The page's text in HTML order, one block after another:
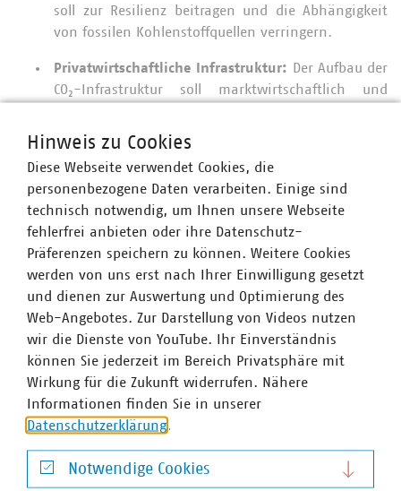
soll zur Resilienz beitragen und die Abhängigkeit
von fossilen Kohlenstoffquellen verringern.
Privatwirtschaftliche Infrastruktur: Der Aufbau der
CO₂-Infrastruktur soll marktwirtschaftlich und
Beteiligung des Freistaats.
Transport und Energiebedarf:CO₂-Transport soll
per Bahn, Schiff und Pipeline auch im Transit
erfolgen. Der erwartete hohe Strombedarf –
bevorzugt aus erneuerbaren Quellen – wird als
Herausforderung benannt, insbesondere angesichts
hoher Strompreise und begrenzter Verfügbarkeit.
Abfallwirtschaft im Fokus:
Eine Studie zu CCU/CCS-
Potenzialen von Müllheizkraftwerken ist in Arbeit.
Die
Bifa-Studie „CO₂-Minderungspfade der
thermischen Abfallbehandlung in Bayern“
erwähnt. Es besteht potenziell eine Konkurrenz
zwischen dem Wärmebedarf für Carbon Capture
Genehmigungsverfahren:
Schnellere und
Hinweis zu Cookies
Diese Webseite verwendet Cookies, die
personenbezogene Daten verarbeiten. Einige sind
technisch notwendig, um Ihnen unsere Webseite
fehlerfrei anbieten oder ihre Datenschutz-
Präferenzen speichern zu können. Weitere Cookies
werden von uns erst nach Ihrer Einwilligung gesetzt
und dienen zur Auswertung und Optimierung des
Web-Angebotes. Zur Darstellung von Videos nutzen
wir die Dienste von YouTube. Ihr Einverständnis
können Sie jederzeit im Bereich Privatsphäre mit
Wirkung für die Zukunft widerrufen. Nähere
Informationen finden Sie in unserer
Datenschutzerklärung
Notwendige Cookies